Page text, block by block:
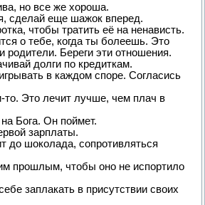
но все же хороша.
сделай еще шажок вперед.
чтобы тратить её на ненависть.
о тебе, когда ты болеешь. Это
родители. Береги эти отношения.
долги по кредиткам.
в каждом споре. Согласись
то. Это лечит лучше, чем плач в
Бога. Он поймет.
зарплаты.
до шоколада, сопротивляться
прошлым, чтобы оно не испортило
заплакать в присутствии своих